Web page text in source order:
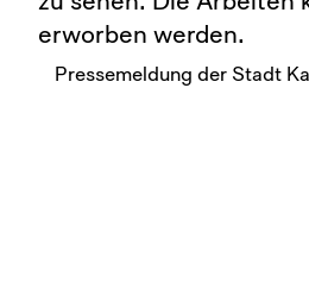
erworben werden.
Pressemeldung der Stadt